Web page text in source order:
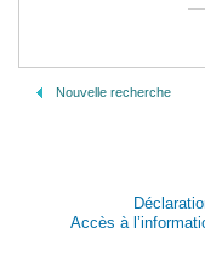
Nouvelle recherche
Accès à